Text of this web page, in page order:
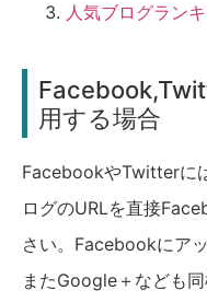
人気ブログラン
用する場合
FacebookやTwitterに
ログのURLを直接
さい。Facebookにア
またGoogle＋なども同